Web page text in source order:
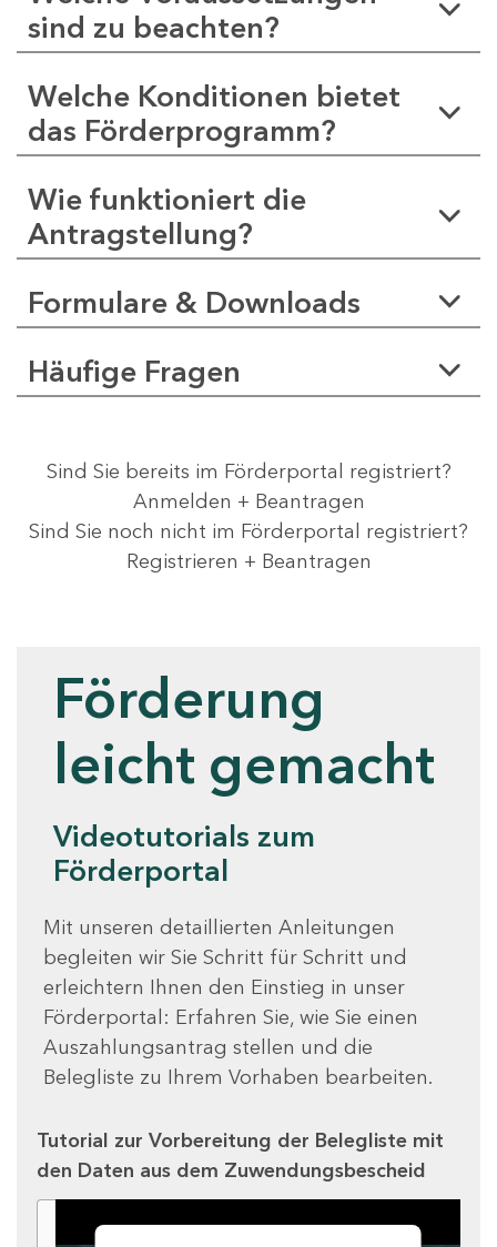
sind zu beachten?
Welche Konditionen bietet
das Förderprogramm?
Wie funktioniert die
Antragstellung?
Formulare & Downloads
Häufige Fragen
Sind Sie bereits im Förderportal registriert?
Anmelden + Beantragen
Sind Sie noch nicht im Förderportal registriert?
Registrieren + Beantragen
Förderung
leicht gemacht
Videotutorials zum
Förderportal
Mit unseren detaillierten Anleitungen
begleiten wir Sie Schritt für Schritt und
erleichtern Ihnen den Einstieg in unser
Förderportal: Erfahren Sie, wie Sie einen
Auszahlungsantrag stellen und die
Belegliste zu Ihrem Vorhaben bearbeiten.
Tutorial zur Vorbereitung der Belegliste mit
den Daten aus dem Zuwendungsbescheid